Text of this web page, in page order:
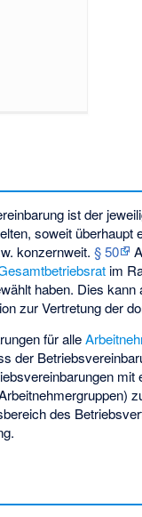
ist der
soweit
konzernweit.§ 50
im
haben. Dies
zur Vertretung der
für alle
der
des